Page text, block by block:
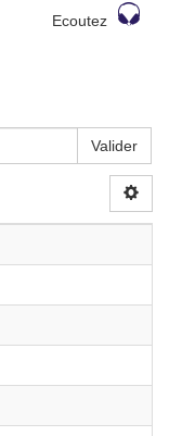
Ecoutez
Valider